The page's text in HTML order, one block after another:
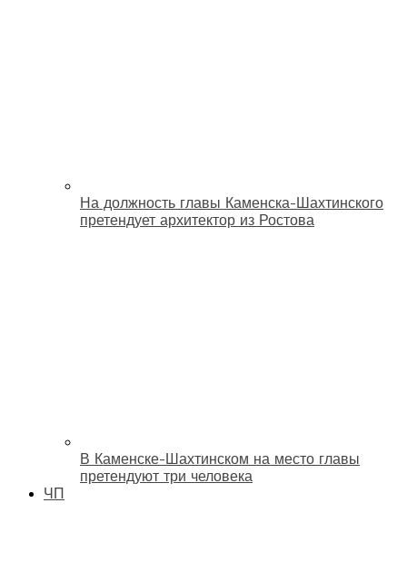
На должность главы Каменска-Шахтинского
претендует архитектор из Ростова
В Каменске-Шахтинском на место главы
претендуют три человека
ЧП